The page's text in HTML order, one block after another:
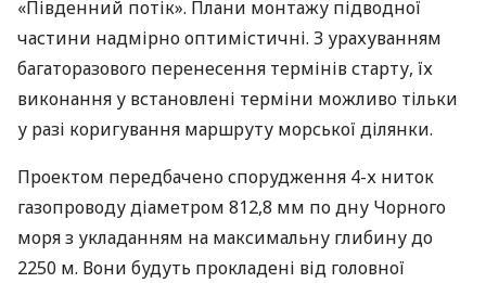
«Південний потік». Плани монтажу підводної
частини надмірно оптимістичні. З урахуванням
багаторазового перенесення термінів старту, їх
виконання у встановлені терміни можливо тільки
у разі коригування маршруту морської ділянки.
Проектом передбачено спорудження 4-х ниток
газопроводу діаметром 812,8 мм по дну Чорного
моря з укладанням на максимальну глибину до
2250 м. Вони будуть прокладені від головної